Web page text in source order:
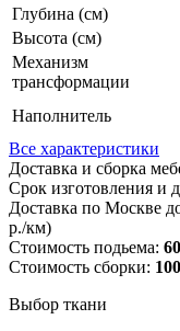
Глубина (см)
Высота (см)
Механизм
трансформации
Наполнитель
Все характеристики
Доставка и сборка
Срок изготовления и
Доставка по Москве
р./км)
Стоимость подьема:
Стоимость сборки:
Выбор ткани